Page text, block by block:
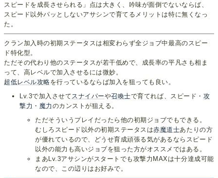
スピードを成長させられる」点は大きく、吟味が面倒でないならば、
スピード以外パッとしないアサシンで育てるメリットは特に無くなっ
た。
クラン加入時の初期ステータスは相変わらず全ジョブ中最高のスピー
ド特化型。
ただその代わり他のステータスが若干低めで、成長率の平凡さも相ま
って、高レベルで加入させるには微妙。
超低レベル攻略を行っているならば加入を狙っても良い。
Lv.3で加入させて スナイパーや召喚士で育てれば、スピード・ 攻
撃力 ・ 魔力 のカンストが狙える。
ただそういうプレイだったら他の初期ジョブでもできる。
むしろスピード以外の初期ステータスは赤魔道士あたりの方
が優れているので、どうせ育成頑張る気があるならスピード
以外の能力も高いジョブを狙った方がオススメではある。
まあLv.3アサシンがスタートでも攻撃力MAXは十分達成可能
なので、この辺りはお好みで。